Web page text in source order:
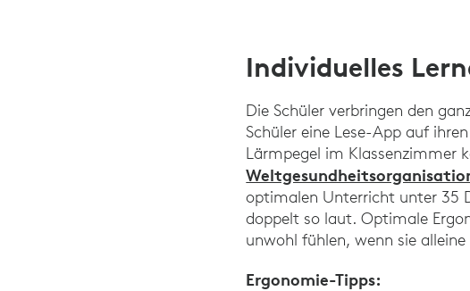
Individuelles
Die Schüler verbringen den
Schüler eine Lese-App auf
Lärmpegel im Klassenzimmer
optimalen Unterricht unter 35
doppelt so laut. Optimale
unwohl fühlen, wenn sie alleine
Ergonomie-Tipps: